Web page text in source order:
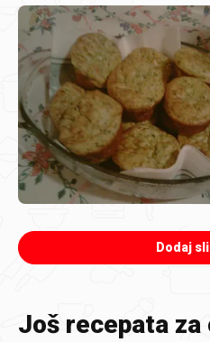
Dodaj
Još recepata za